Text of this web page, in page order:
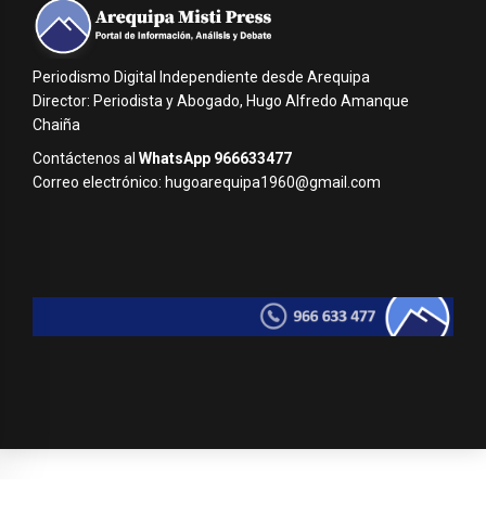
Periodismo Digital Independiente desde Arequipa
Director: Periodista y Abogado, Hugo Alfredo Amanque
Chaiña
Contáctenos al WhatsApp 966633477
Correo electrónico: hugoarequipa1960@gmail.com